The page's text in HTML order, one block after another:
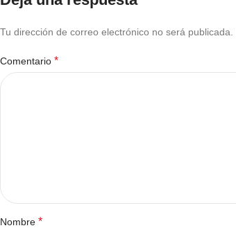
Tu dirección de correo electrónico no será publicada.
Comentario *
Nombre *